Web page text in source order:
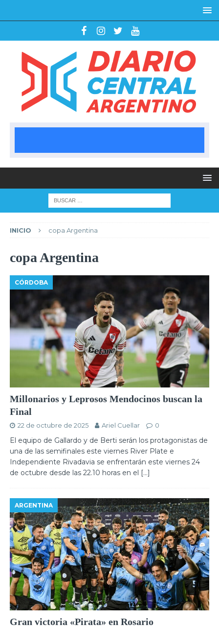
INICIO copa Argentina
copa Argentina
CÓRDOBA
Millonarios y Leprosos Mendocinos buscan la
Final
22 de octubre de 2025 Ariel Cuellar 0
El equipo de Gallardo y de Berti serán los protagonistas de
una de las semifinales este viernes River Plate e
Independiente Rivadavia se enfrentarán este viernes 24
de octubre desde las 22.10 horas en el […]
ARGENTINA
Gran victoria «Pirata» en Rosario